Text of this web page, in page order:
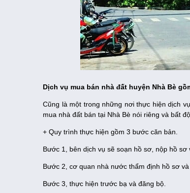
Dịch vụ mua bán nhà đất huyện Nhà Bè
Cũng là một trong những nơi thực hiện dịch
mua nhà đất bán tại Nhà Bè nói riêng và bất
+ Quy trình thực hiện gồm 3 bước căn bản.
Bước 1, bên dịch vụ sẽ soạn hồ sơ, nộp hồ sơ
Bước 2, cơ quan nhà nước thẩm định hồ sơ
Bước 3, thực hiện trước bạ và đăng bộ.